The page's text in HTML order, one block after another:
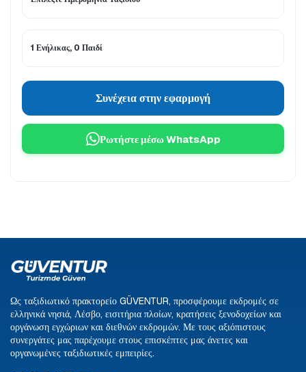
1 Ενήλικας, 0 Παιδί
Συνέχεια στην εφαρμογή
Ρωτήστε μέσω WhatsApp
Ως ταξιδιωτικό πρακτορείο GÜVENTUR, προσφέρουμε εκδρομές σε
ελληνικά νησιά, Λέσβο, εισιτήρια πλοίων, κρατήσεις ξενοδοχείων και
οργάνωση εγχώριων και διεθνών εκδρομών. Με τους αξιόπιστους
συνεργάτες μας παρέχουμε στους επισκέπτες μας άνετες και
οργανωμένες ταξιδιωτικές εμπειρίες.